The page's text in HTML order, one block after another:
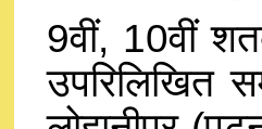
9वीं, 10वीं
उपरिलिखित